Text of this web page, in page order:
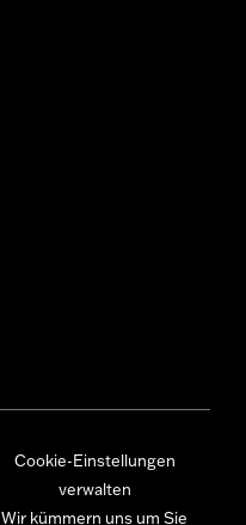
Cookie-Einstellungen
verwalten
Wir kümmern uns um Sie